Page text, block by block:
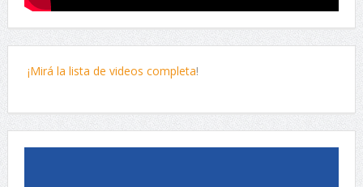
¡Mirá la lista de videos completa!